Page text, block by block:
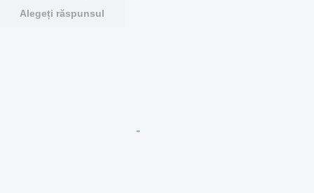
Alegeți răspunsul